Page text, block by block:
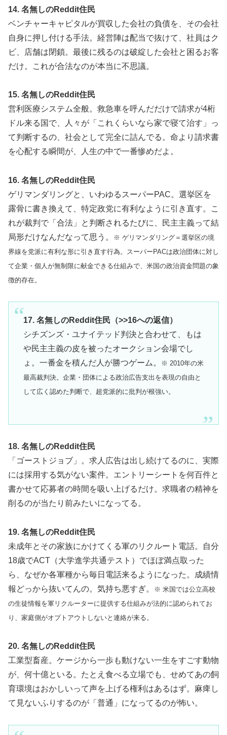
14. 名無しのReddit住民
ベンチャーキャピタルが買収した会社の負債を、その会社
自身に押し付ける手法。経営陣は配当で抜けて、社員はク
ビ、店舗は閉鎖。最後に残るのは破綻した会社と困るお客
だけ。これが合法なのが本当に不思議。
15. 名無しのReddit住民
営利医療システム全般。救急車を呼んだだけで請求が4桁
ドル来る国で、人々が「これくらいなら家で寝て治す」っ
て判断するの、社会として完全に詰んでる。命より請求書
を心配する瞬間が、人生の中で一番惨めだよ。
16. 名無しのReddit住民
ゲリマンダリングと、いわゆるスーパーPAC。選挙区を
露骨に書き換えて、特定政党に有利なように引き直す。こ
れが裁判で「合法」と判断されるたびに、民主主義って結
局形だけなんだなって思う。
※ ゲリマンダリング＝選挙区の境
界線を党派に有利な形に引き直す行為。スーパーPACは政治団体に対し
て企業・個人が無制限に献金できる仕組みで、米国の政治資金問題の象
徴的存在。
17. 名無しのReddit住民（>>16への返信）
シチズンズ・ユナイテッド判決と合わせて、もは
や民主主義の皮を被ったオークション会場でし
ょ。一番金を積んだ人が勝つゲーム。
※ 2010年の米
最高裁判決。企業・団体による政治広告支出を表現の自由と
して広く認めた判断で、超党派的に批判が根強い。
18. 名無しのReddit住民
「ゴーストジョブ」。求人広告は出し続けてるのに、実際
には採用する気がない案件。エントリーシートを何百件と
書かせて応募者の時間を吸い上げるだけ。求職者の精神を
削るのが当たり前みたいになってる。
19. 名無しのReddit住民
未成年とその家族にかけてくる軍のリクルート電話。自分
18歳でACT（大学進学共通テスト）でほぼ満点取った
ら、なぜか各軍種から毎日電話来るようになった。成績情
報どっから抜いてんの。気持ち悪すぎ。
※ 米国では公立高校
の生徒情報を軍リクルーターに提供する仕組みが法的に認められてお
り、家庭側がオプトアウトしないと連絡が来る。
20. 名無しのReddit住民
工業型畜産。ケージから一歩も動けない一生をすごす動物
が、何十億といる。たとえ食べる立場でも、せめてあの飼
育環境はおかしいって声を上げる権利はあるはず。麻痺し
て見ないふりするのが「普通」になってるのが怖い。